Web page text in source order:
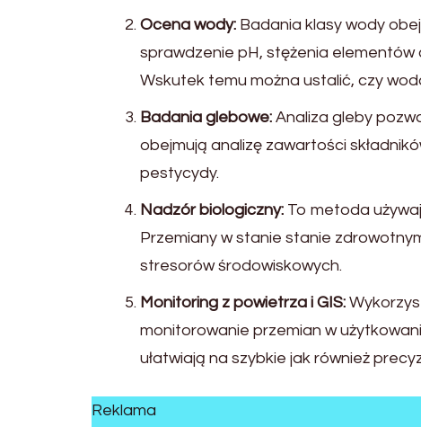
Ocena wody: Badania klasy wody
sprawdzenie pH, stężenia
Wskutek temu można ustalić, czy
Badania glebowe: Analiza gleby
obejmują analizę zawartości
pestycydy.
Nadzór biologiczny: To metoda
Przemiany w stanie stanie
stresorów środowiskowych.
Monitoring z powietrza i GIS:
monitorowanie przemian w
ułatwiają na szybkie jak również
Reklama